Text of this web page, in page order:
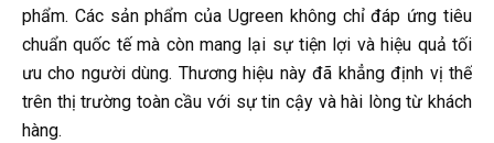
phẩm. Các sản phẩm của Ugreen không chỉ đáp ứng tiêu
chuẩn quốc tế mà còn mang lại sự tiện lợi và hiệu quả tối
ưu cho người dùng. Thương hiệu này đã khẳng định vị thế
trên thị trường toàn cầu với sự tin cậy và hài lòng từ khách
hàng.